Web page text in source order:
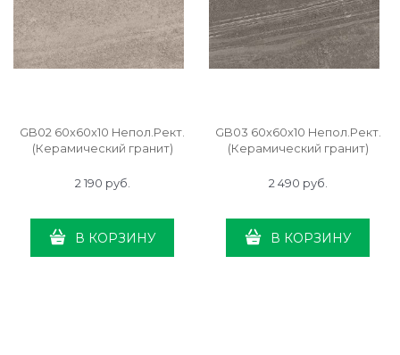
GB02 60x60x10 Непол.Рект.
(Керамический гранит)
2 190 руб.
В КОРЗИНУ
GB03 60x60x10 Непол.Рект.
(Керамический гранит)
2 490 руб.
В КОРЗИНУ